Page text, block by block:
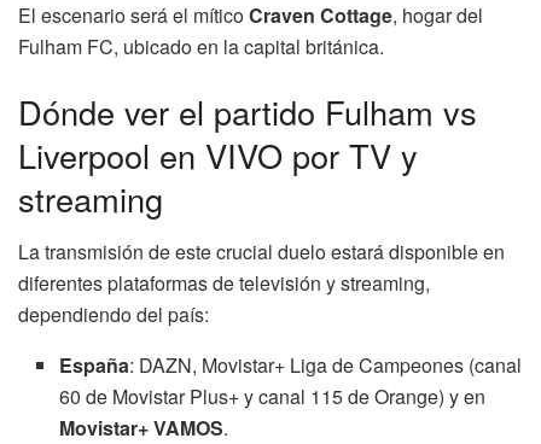
El escenario será el míticoCraven Cottage, hogar del
Fulham FC, ubicado en la capital británica.
Dónde ver el partido Fulham vs
Liverpool en VIVO por TV y
streaming
La transmisión de este crucial duelo estará disponible en
diferentes plataformas de televisión y streaming,
dependiendo del país:
España: DAZN, Movistar+ Liga de Campeones (canal
60 de Movistar Plus+ y canal 115 de Orange) y en
Movistar+ VAMOS.